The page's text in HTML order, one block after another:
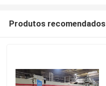
Produtos recomendados